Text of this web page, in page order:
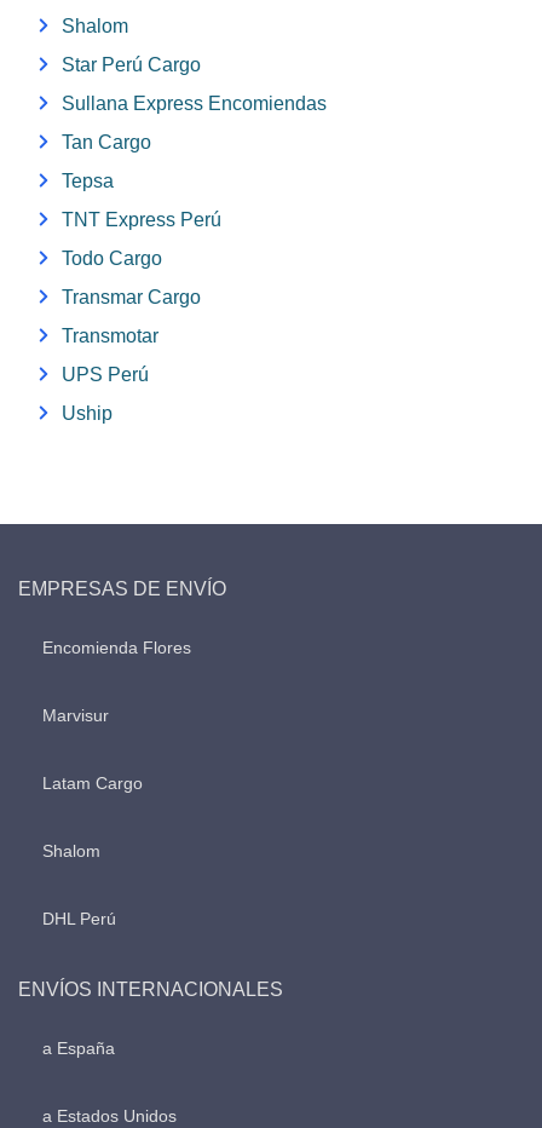
Shalom
Star Perú Cargo
Sullana Express Encomiendas
Tan Cargo
Tepsa
TNT Express Perú
Todo Cargo
Transmar Cargo
Transmotar
UPS Perú
Uship
EMPRESAS DE ENVÍO
Encomienda Flores
Marvisur
Latam Cargo
Shalom
DHL Perú
ENVÍOS INTERNACIONALES
a España
a Estados Unidos